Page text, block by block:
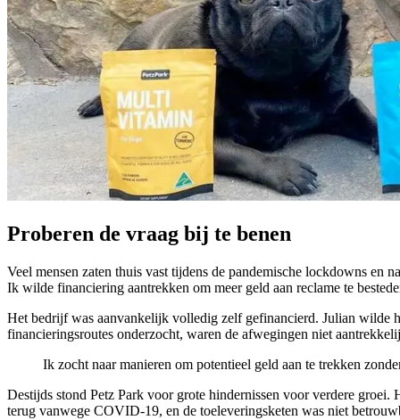
Proberen de vraag bij te benen
Veel mensen zaten thuis vast tijdens de pandemische lockdowns
Ik wilde financiering aantrekken om meer geld aan reclame te
Het bedrijf was aanvankelijk volledig zelf gefinancierd. Julian wilde
financieringsroutes onderzocht, waren de afwegingen niet
Ik zocht naar manieren om potentieel geld aan te trekken
Destijds stond Petz Park voor grote hindernissen voor verdere
terug vanwege COVID-19, en de toeleveringsketen was niet